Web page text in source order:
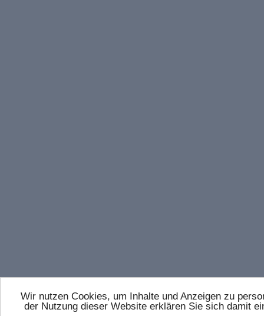
Wir nutzen Cookies, um Inhalte und Anzeigen zu
der Nutzung dieser Website erklären Sie sich damit